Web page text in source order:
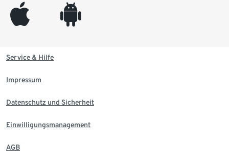
appleinc android
Service & Hilfe
Impressum
Datenschutz und Sicherheit
Einwilligungsmanagement
AGB